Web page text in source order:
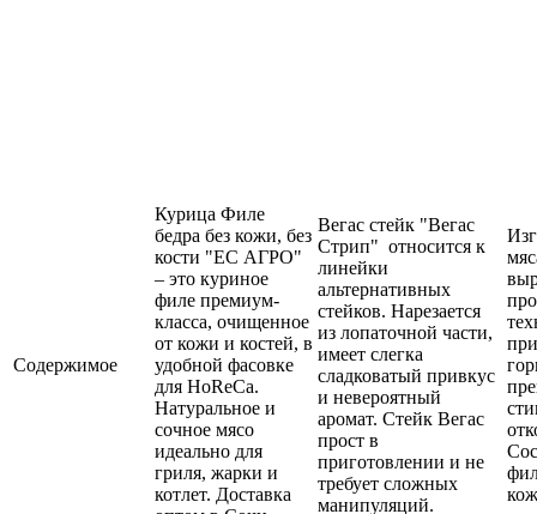
Содержимое
Курица Филе
бедра без кожи, без
кости "ЕС АГРО"
– это куриное
филе премиум-
класса, очищенное
от кожи и костей, в
удобной фасовке
для HoReCa.
Натуральное и
сочное мясо
идеально для
гриля, жарки и
котлет. Доставка
Вегас стейк "Вегас
Стрип" относится к
линейки
альтернативных
стейков. Нарезается
из лопаточной части,
имеет слегка
сладковатый привкус
и невероятный
аромат. Стейк Вегас
прост в
приготовлении и не
требует сложных
манипуляций.